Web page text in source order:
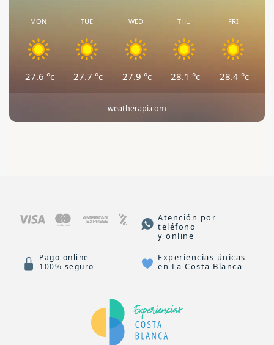
MON
27.6 °c
TUE
27.7 °c
WED
27.9 °c
THU
28.1 °c
FRI
28.4 °c
weatherapi.com
Atención por
teléfono
y online
Pago online
100% seguro
Experiencias únicas
en La Costa Blanca